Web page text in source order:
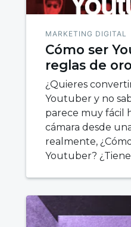
MARKETING DIGITAL
Cómo ser
reglas de
¿Quieres
Youtuber y no
parece muy fácil
cámara desde
realmente,
Youtuber?